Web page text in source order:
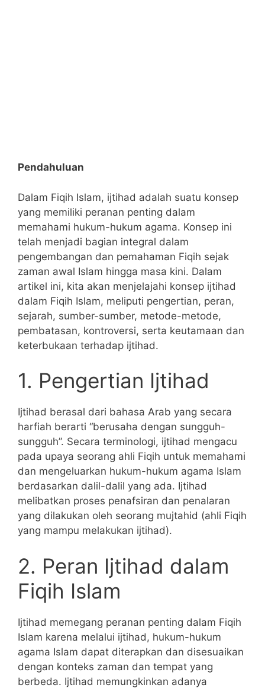
Pendahuluan
Dalam Fiqih Islam, ijtihad adalah suatu konsep
yang memiliki peranan penting dalam
memahami hukum-hukum agama. Konsep ini
telah menjadi bagian integral dalam
pengembangan dan pemahaman Fiqih sejak
zaman awal Islam hingga masa kini. Dalam
artikel ini, kita akan menjelajahi konsep ijtihad
dalam Fiqih Islam, meliputi pengertian, peran,
sejarah, sumber-sumber, metode-metode,
pembatasan, kontroversi, serta keutamaan dan
keterbukaan terhadap ijtihad.
1. Pengertian Ijtihad
Ijtihad berasal dari bahasa Arab yang secara
harfiah berarti “berusaha dengan sungguh-
sungguh”. Secara terminologi, ijtihad mengacu
pada upaya seorang ahli Fiqih untuk memahami
dan mengeluarkan hukum-hukum agama Islam
berdasarkan dalil-dalil yang ada. Ijtihad
melibatkan proses penafsiran dan penalaran
yang dilakukan oleh seorang mujtahid (ahli Fiqih
yang mampu melakukan ijtihad).
2. Peran Ijtihad dalam
Fiqih Islam
Ijtihad memegang peranan penting dalam Fiqih
Islam karena melalui ijtihad, hukum-hukum
agama Islam dapat diterapkan dan disesuaikan
dengan konteks zaman dan tempat yang
berbeda. Ijtihad memungkinkan adanya